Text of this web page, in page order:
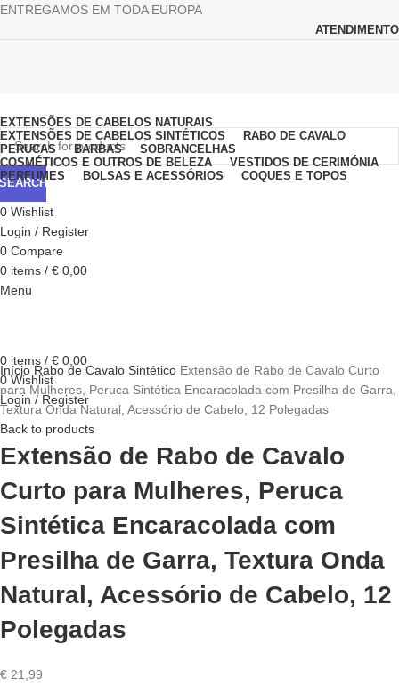
ENTREGAMOS EM TODA EUROPA
ATENDIMENTO
SEARCH
0 Wishlist
Login / Register
0 Compare
0 items / € 0,00
Menu
0 items / € 0,00
0 Wishlist
Login / Register
EXTENSÕES DE CABELOS NATURAIS
EXTENSÕES DE CABELOS SINTÉTICOS
RABO DE CAVALO
PERUCAS
BARBAS
SOBRANCELHAS
COSMÉTICOS E OUTROS DE BELEZA
VESTIDOS DE CERIMÓNIA
PERFUMES
BOLSAS E ACESSÓRIOS COQUES E TOPOS
Início Rabo de Cavalo Sintético Extensão de Rabo de Cavalo Curto
para Mulheres, Peruca Sintética Encaracolada com Presilha de Garra,
Textura Onda Natural, Acessório de Cabelo, 12 Polegadas
Back to products
Extensão de Rabo de Cavalo
Curto para Mulheres, Peruca
Sintética Encaracolada com
Presilha de Garra, Textura Onda
Natural, Acessório de Cabelo, 12
Polegadas
€ 21,99